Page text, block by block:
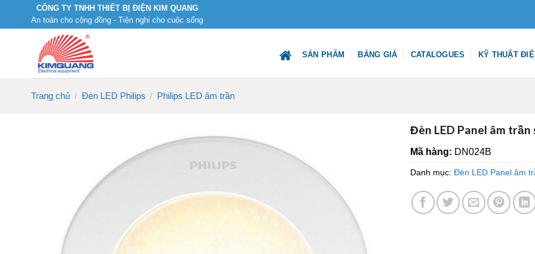
CÔNG TY TNHH THIẾT BỊ ĐIỆN KIM QUANG
An toàn cho cộng đồng - Tiện nghi cho cuộc sống
SẢN PHẨM BẢNG GIÁ CATALOGUES KỸ THUẬT
Trang chủ / Đèn LED Philips / Philips LED âm trần
Đèn LED Panel âm trần
Mã hàng: DN024B
Danh mục: Đèn LED Panel âm